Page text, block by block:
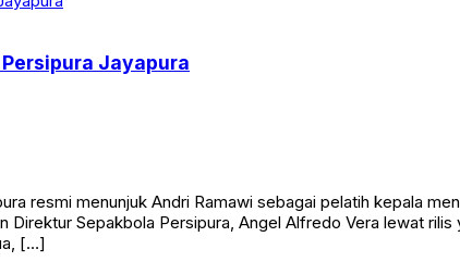
Jayapura
resmi menunjuk Andri Ramawi sebagai pelatih kepala
Sepakbola Persipura, Angel Alfredo Vera lewat
[…]